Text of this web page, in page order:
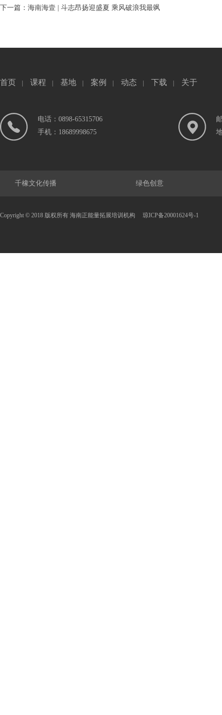
下一篇：海南海壹 | 斗志昂扬迎盛夏 乘风破浪我最飒
首页 课程 基地 案例 动态 下载 关于
电话：0898-65315706
手机：18689998675
千橡文化传播 绿色创意
Copyright © 2018 版权所有 海南正能量拓展培训机构 琼ICP备20001624号-1